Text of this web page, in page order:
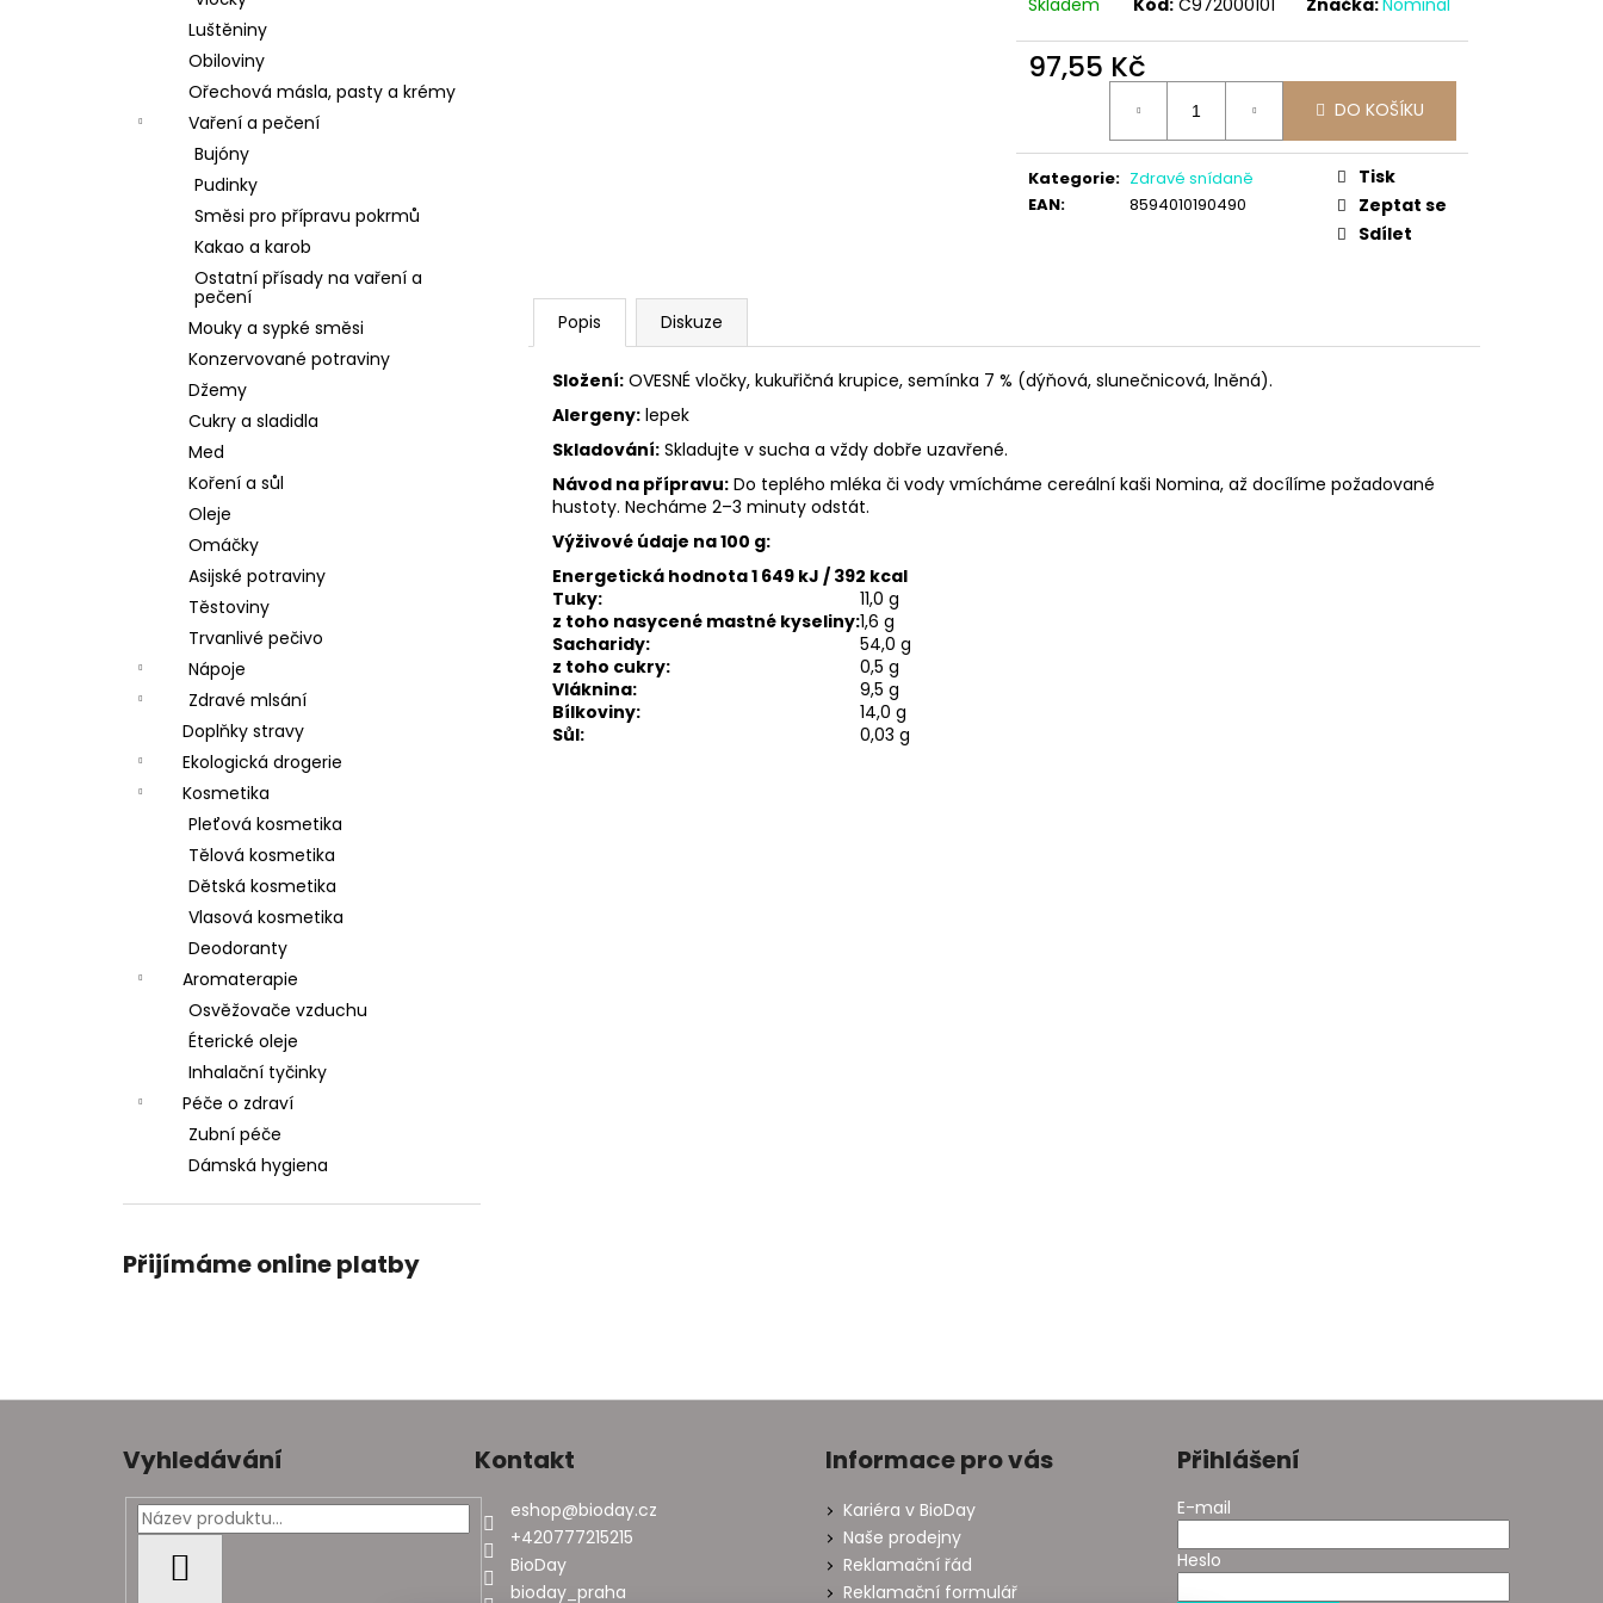
Luštěniny
Obiloviny
Ořechová másla, pasty a krémy
Vaření a pečení
Bujóny
Pudinky
Směsi pro přípravu pokrmů
Kakao a karob
Ostatní přísady na vaření a
pečení
Mouky a sypké směsi
Konzervované potraviny
Džemy
Cukry a sladidla
Med
Koření a sůl
Oleje
Omáčky
Asijské potraviny
Těstoviny
Trvanlivé pečivo
Nápoje
Zdravé mlsání
Doplňky stravy
Ekologická drogerie
Kosmetika
Pleťová kosmetika
Tělová kosmetika
Dětská kosmetika
Vlasová kosmetika
Deodoranty
Aromaterapie
Osvěžovače vzduchu
Éterické oleje
Inhalační tyčinky
Péče o zdraví
Zubní péče
Dámská hygiena
Přijímáme online platby
97,55 Kč
DO KOŠÍKU
Kategorie: Zdravé snídaně
EAN: 8594010190490
Tisk
Zeptat se
Sdílet
Popis Diskuze
Složení: OVESNÉ vločky, kukuřičná krupice, semínka 7 % (dýňová, slunečnicová, lněná).
Alergeny: lepek
Skladování: Skladujte v sucha a vždy dobře uzavřené.
Návod na přípravu: Do teplého mléka či vody vmícháme cereální kaši Nomina, až docílíme požadované
hustoty. Necháme 2–3 minuty odstát.
Výživové údaje na 100 g:
Energetická hodnota 1 649 kJ / 392 kcal
Tuky:
11,0 g
z toho nasycené mastné kyseliny:1,6 g
Sacharidy:
54,0 g
z toho cukry:
0,5 g
Vláknina:
9,5 g
Bílkoviny:
14,0 g
Sůl:
0,03 g
Z
Vyhledávání Kontakt
eshop@bioday.cz
+420777215215
BioDay
bioday_praha
Informace pro vás
Kariéra v BioDay
Naše prodejny
Reklamační řád
Reklamační formulář
Přihlášení
E-mail
Heslo